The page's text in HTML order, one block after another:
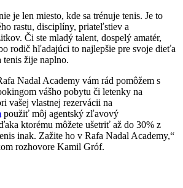
je len miesto, kde sa trénuje tenis. Je to
rastu, disciplíny, priateľstiev a
Či ste mladý talent, dospelý amatér,
rodič hľadajúci to najlepšie pre svoje dieťa
tenis žije naplno.
Nadal Academy vám rád pomôžem s
vášho pobytu či letenky na
vašej vlastnej rezervácii na
použiť môj agentský zľavový
ktorému môžete ušetriť až do 30% z
inak. Zažite ho v Rafa Nadal Academy,“
rozhovore Kamil Gróf.